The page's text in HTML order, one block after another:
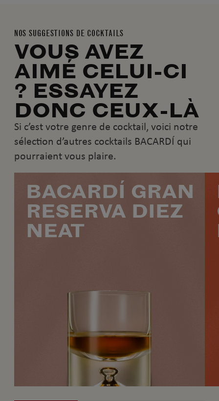
NOS SUGGESTIONS DE COCKTAILS
VOUS AVEZ
AIMÉ CELUI-CI
? ESSAYEZ
DONC CEUX-LÀ
Si c’est votre genre de cocktail, voici notre
sélection d’autres cocktails BACARDÍ qui
pourraient vous plaire.
BACARDÍ GRAN
RESERVA DIEZ
NEAT